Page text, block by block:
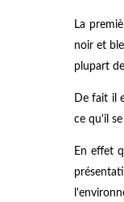
La
noir et
plupart
De fait il
ce qu'il
En effet